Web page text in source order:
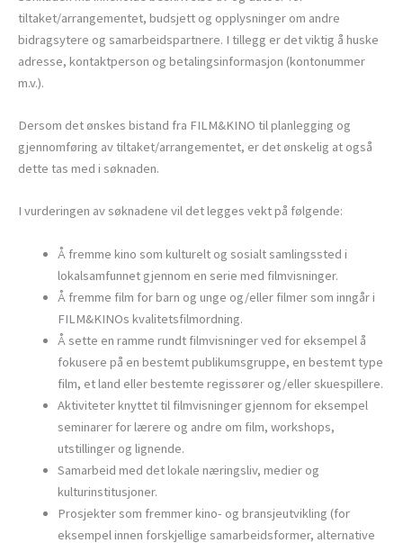
tiltaket/arrangementet, budsjett og opplysninger om andre
bidragsytere og samarbeidspartnere. I tillegg er det viktig å huske
adresse, kontaktperson og betalingsinformasjon (kontonummer
m.v.).
Dersom det ønskes bistand fra FILM&KINO til planlegging og
gjennomføring av tiltaket/arrangementet, er det ønskelig at også
dette tas med i søknaden.
I vurderingen av søknadene vil det legges vekt på følgende:
Å fremme kino som kulturelt og sosialt samlingssted i
lokalsamfunnet gjennom en serie med filmvisninger.
Å fremme film for barn og unge og/eller filmer som inngår i
FILM&KINOs kvalitetsfilmordning.
Å sette en ramme rundt filmvisninger ved for eksempel å
fokusere på en bestemt publikumsgruppe, en bestemt type
film, et land eller bestemte regissører og/eller skuespillere.
Aktiviteter knyttet til filmvisninger gjennom for eksempel
seminarer for lærere og andre om film, workshops,
utstillinger og lignende.
Samarbeid med det lokale næringsliv, medier og
kulturinstitusjoner.
Prosjekter som fremmer kino- og bransjeutvikling (for
eksempel innen forskjellige samarbeidsformer, alternative